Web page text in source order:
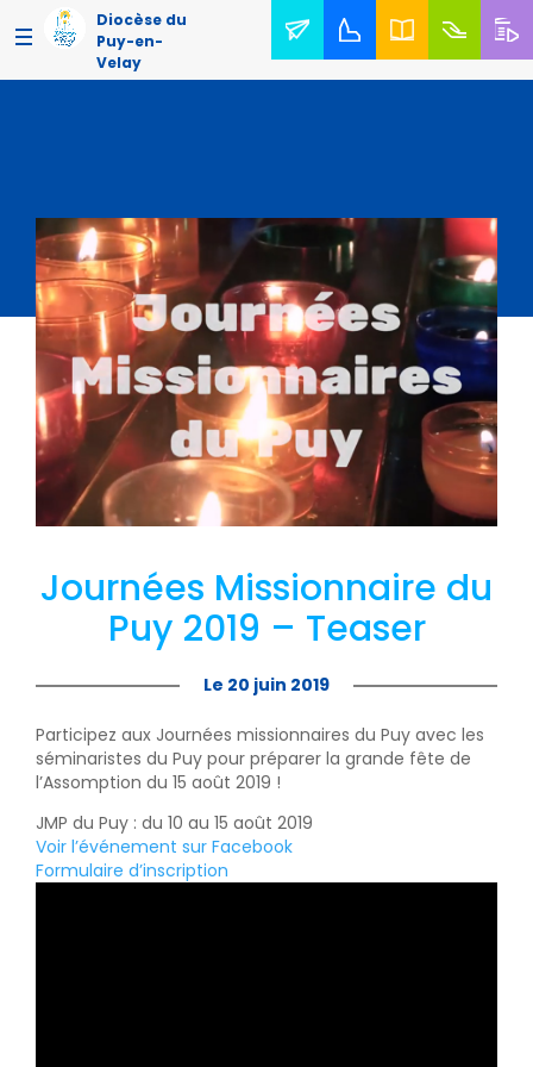
Diocèse du
Puy-en-
Velay
Journées Missionnaire du
Puy 2019 – Teaser
Le 20 juin 2019
Participez aux Journées missionnaires du Puy avec les
séminaristes du Puy pour préparer la grande fête de
l’Assomption du 15 août 2019 !
JMP du Puy : du 10 au 15 août 2019
Voir l’événement sur Facebook
Formulaire d’inscription